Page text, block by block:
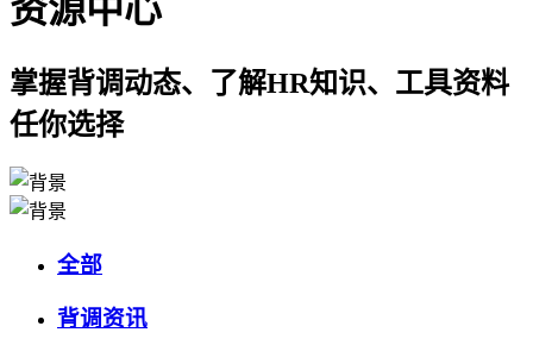
资源中心
掌握背调动态、了解HR知识、工具资料
任你选择
全部
背调资讯